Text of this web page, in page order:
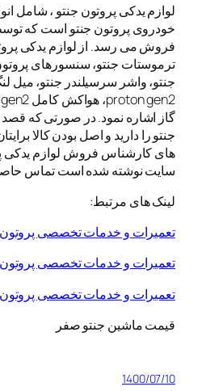
لوازم یدکی پروتون جنتو ، شامل
خودروی پروتون جنتو است که
فروش می رسد. از لوازم یدکی
ترموستات جنتو، سنسورهای
جنتو، واشر سرسیلندر جنتو، میل
گاز اشاره نمود. در صورتی که قصد
جنتو را دارید و اصل بودن کالا
سایت نوشته شده است تماس
لینک های مرتبط:
تعمیرات و خدمات تخصصی پروتون
تعمیرات و خدمات تخصصی پروتون
تعمیرات و خدمات تخصصی پروتون
قیمت ماشین جنتو صفر
1400/07/10